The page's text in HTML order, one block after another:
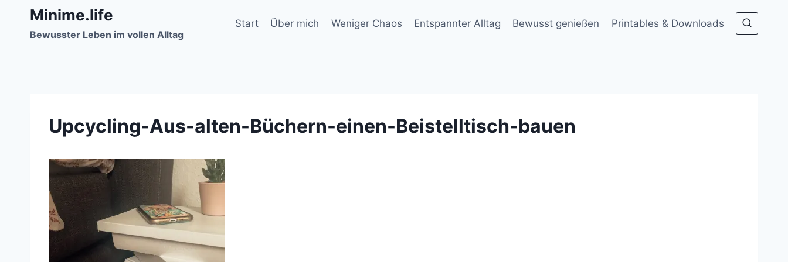
springen
Minime.life
Bewusster Leben im vollen Alltag
Start Über mich Weniger Chaos Entspannter Alltag Bewusst genießen Printables & Downloads
Upcycling-Aus-alten-Büchern-einen-Beistelltisch-bauen